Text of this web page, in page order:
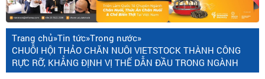
Trang chủ»Tin tức»Trong nước»
CHUỖI HỘI THẢO CHĂN NUÔI VIETSTOCK THÀNH CÔNG
RỰC RỠ, KHẲNG ĐỊNH VỊ THẾ DẪN ĐẦU TRONG NGÀNH